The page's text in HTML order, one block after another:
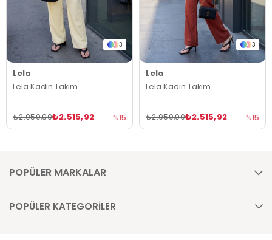
3
Lela
Lela Kadın Takım
₺2.515,92
₺2.959,90 %15
3
Lela
Lela Kadın Takım
₺2.515,92
₺2.959,90 %15
POPÜLER MARKALAR
POPÜLER KATEGORİLER